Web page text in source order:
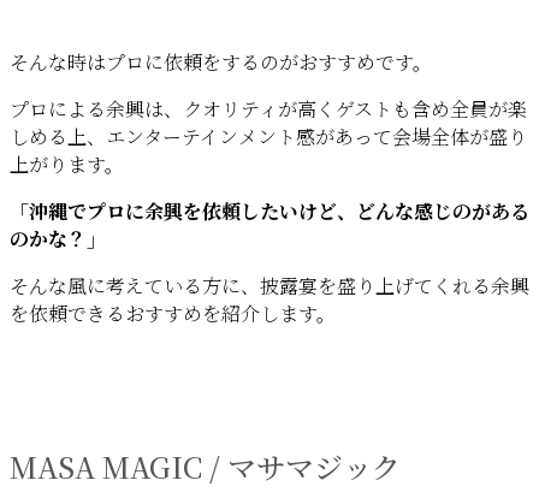
そんな時はプロに依頼をするのがおすすめです。
プロによる余興は、クオリティが高くゲストも含め全員が楽
しめる上、エンターテインメント感があって会場全体が盛り
上がります。
「沖縄でプロに余興を依頼したいけど、どんな感じのがある
のかな？」
そんな風に考えている方に、披露宴を盛り上げてくれる余興
を依頼できるおすすめを紹介します。
MASA MAGIC / マサマジック